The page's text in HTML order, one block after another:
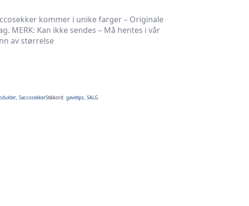
kommer i unike farger – Originale
MERK: Kan ikke sendes – Må hentes i vår
av størrelse
, SaccosekkerStikkord: gavetips, SALG